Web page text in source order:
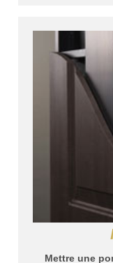
Mettre une